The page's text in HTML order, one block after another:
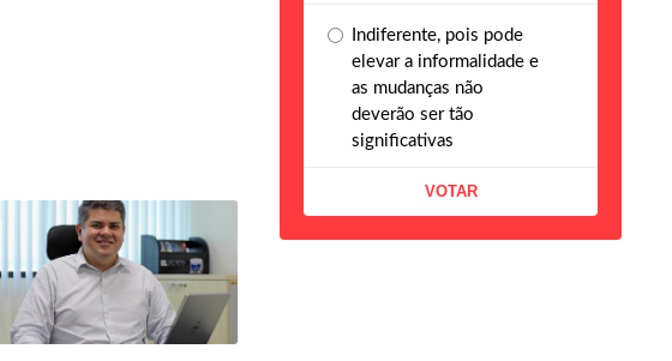
Indiferente, pois pode
elevar a informalidade e
as mudanças não
deverão ser tão
significativas